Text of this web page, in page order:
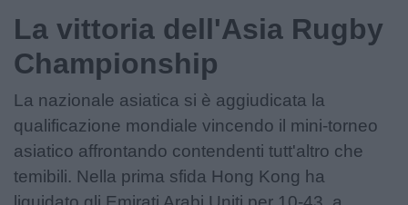
La vittoria dell'Asia Rugby
Championship
La nazionale asiatica si è aggiudicata la
qualificazione mondiale vincendo il mini-torneo
asiatico affrontando contendenti tutt'altro che
temibili. Nella prima sfida Hong Kong ha